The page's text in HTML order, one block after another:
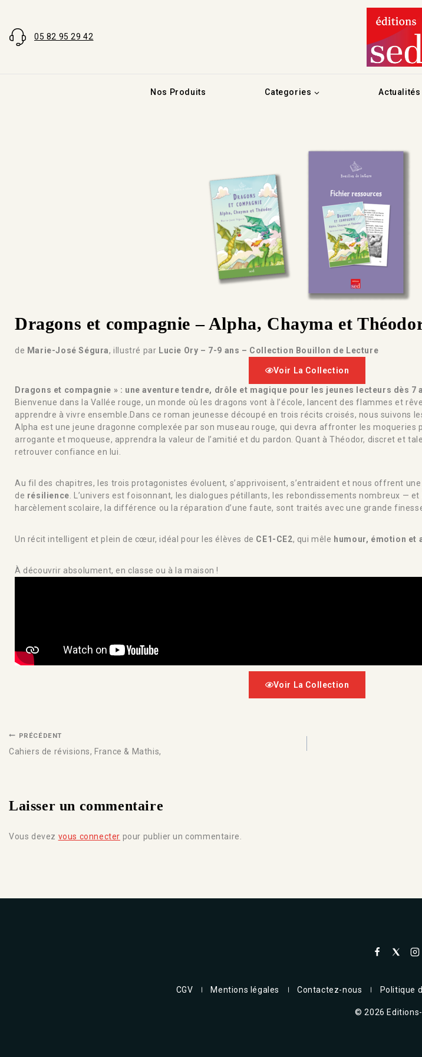
05 82 95 29 42
Nos Produits Categories Actualités
Dragons et compagnie – Alpha, Chayma et
de Marie-José Ségura, illustré par Lucie Ory – 7-9 ans – Collection Bouillon de Lecture
Voir La Collection
Dragons et compagnie » : une aventure tendre, drôle et magique pour les jeunes lecteurs dès 7
Bienvenue dans la Vallée rouge, un monde où les dragons vont à l’école, lancent des flammes et
apprendre à vivre ensemble.Dans ce roman jeunesse découpé en trois récits croisés, nous suivons
Alpha est une jeune dragonne complexée par son museau rouge, qui devra affronter les moqueries
arrogante et moqueuse, apprendra la valeur de l’amitié et du pardon. Quant à Théodor, discret et
retrouver confiance en lui.
Au fil des chapitres, les trois protagonistes évoluent, s’apprivoisent, s’entraident et nous offrent
de résilience . L’univers est foisonnant, les dialogues pétillants, les rebondissements nombreux —
harcèlement scolaire, la différence ou la réparation d’une faute, sont traités avec une grande
Un récit intelligent et plein de cœur, idéal pour les élèves de CE1-CE2, qui mêle humour, émotion et
À découvrir absolument, en classe ou à la maison !
Voir La Collection
PRÉCÉDENT
Cahiers de révisions, France & Mathis,
Laisser un commentaire
Vous devez vous connecter pour publier un commentaire.
CGV Mentions légales Contactez-nous Politique
© 2026